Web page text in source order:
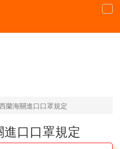
蘭海關進口口罩規定
口口罩規定